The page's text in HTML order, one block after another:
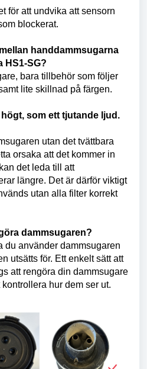
för att undvika att sensorn
blockerat.
handdammsugarna
HS1-SG?
bara tillbehör som följer
lite skillnad på färgen.
som ett tjutande ljud.
utan det tvättbara
orsaka att det kommer in
det leda till att
längre. Det är därför viktigt
utan alla filter korrekt
dammsugaren?
du använder dammsugaren
utsätts för. Ett enkelt sätt att
att rengöra din dammsugare
hur dem ser ut.